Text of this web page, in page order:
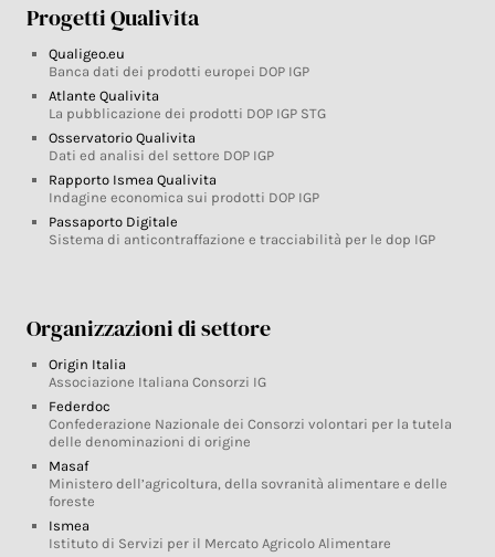
Progetti Qualivita
Qualigeo.eu
Banca dati dei prodotti europei DOP IGP
Atlante Qualivita
La pubblicazione dei prodotti DOP IGP STG
Osservatorio Qualivita
Dati ed analisi del settore DOP IGP
Rapporto Ismea Qualivita
Indagine economica sui prodotti DOP IGP
Passaporto Digitale
Sistema di anticontraffazione e tracciabilità per le dop IGP
Organizzazioni di settore
Origin Italia
Associazione Italiana Consorzi IG
Federdoc
Confederazione Nazionale dei Consorzi volontari per la tutela
delle denominazioni di origine
Masaf
Ministero dell’agricoltura, della sovranità alimentare e delle
foreste
Ismea
Istituto di Servizi per il Mercato Agricolo Alimentare